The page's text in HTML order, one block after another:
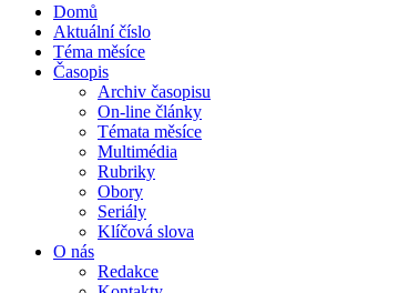
Domů
Aktuální číslo
Téma měsíce
Časopis
Archiv časopisu
On-line články
Témata měsíce
Multimédia
Rubriky
Obory
Seriály
Klíčová slova
O nás
Redakce